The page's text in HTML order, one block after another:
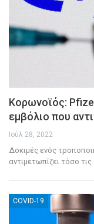
Κορωνοϊός:
εμβόλιο που
Ιούλ 28, 2022
Δοκιμές ενός
αντιμετωπίζει τόσο
COVID-19